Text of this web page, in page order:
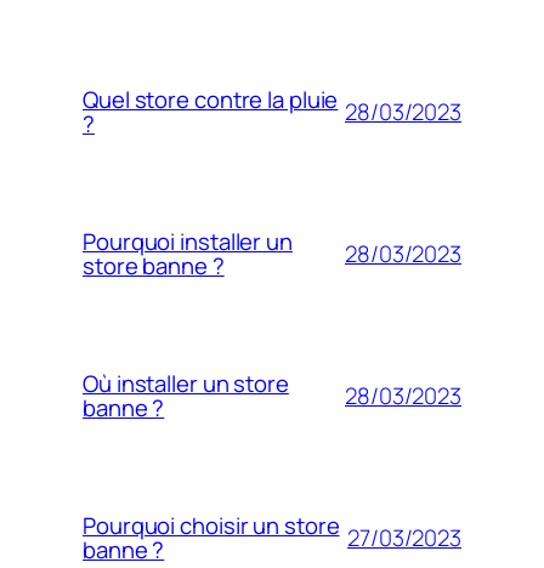
Quel store contre la pluie
? 28/03/2023
Pourquoi installer un
store banne ? 28/03/2023
Où installer un store
banne ? 28/03/2023
Pourquoi choisir un store
banne ? 27/03/2023